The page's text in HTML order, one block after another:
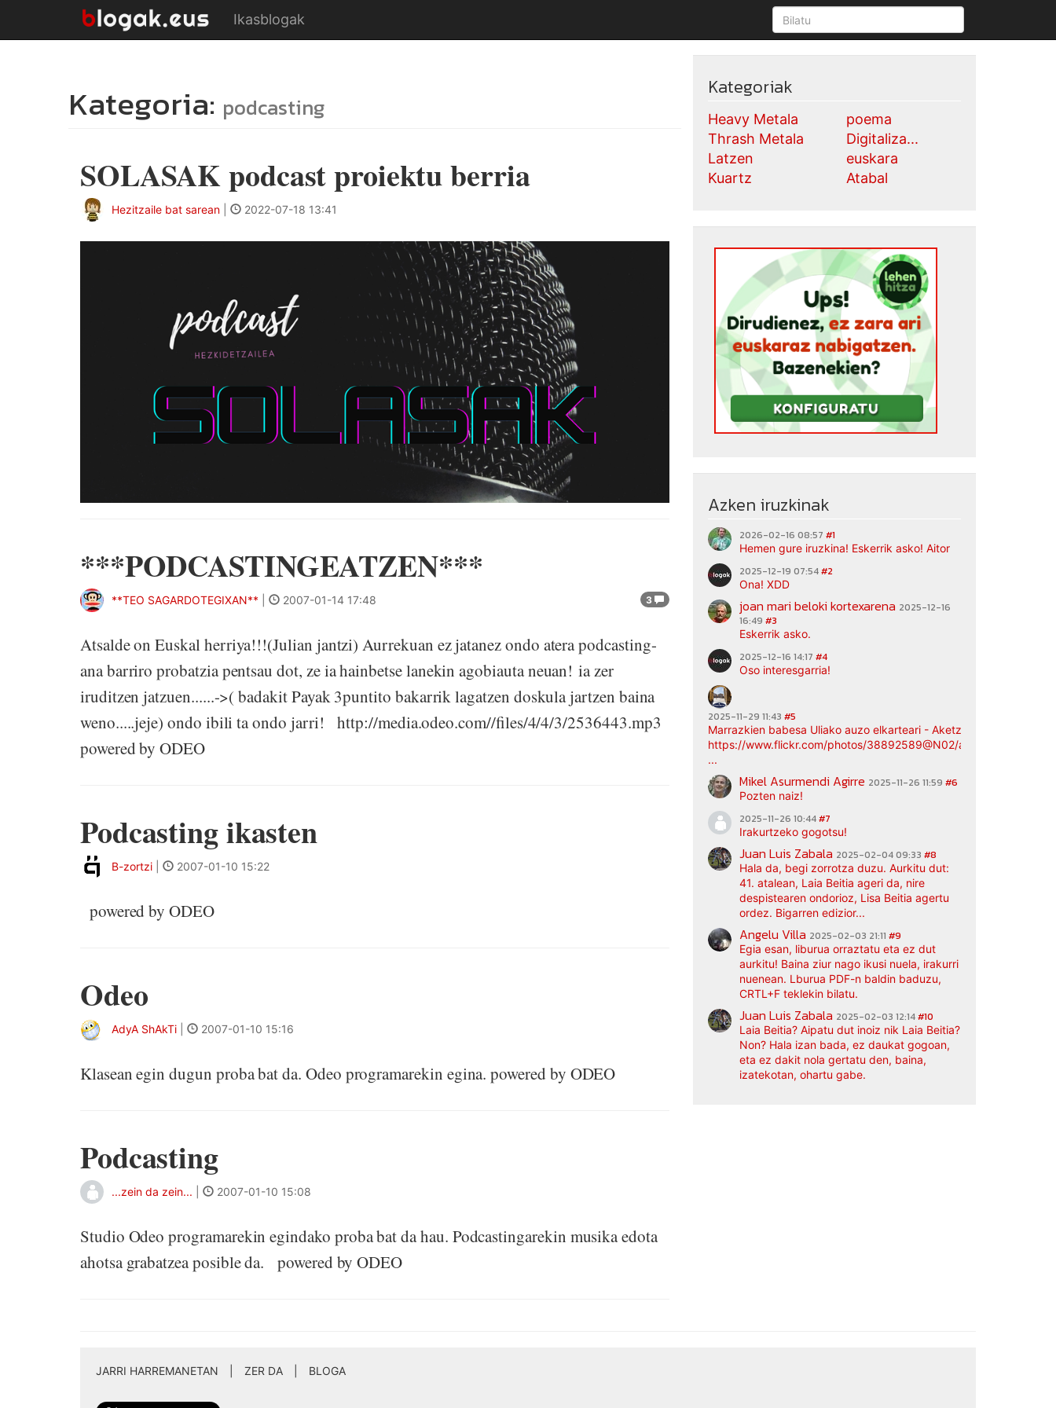
Ikasblogak
Kategoria: podcasting
SOLASAK podcast proiektu berria
Hezitzaile bat sarean 2022-07-18 13:41
***PODCASTINGEATZEN***
3
**TEO SAGARDOTEGIXAN** 2007-01-14 17:48
Atsalde on Euskal herriya!!!(Julian jantzi) Aurrekuan ez jatanez ondo atera podcasting-
ana barriro probatzia pentsau dot, ze ia hainbetse lanekin agobiauta neuan! ia zer
iruditzen jatzuen......->( badakit Payak 3puntito bakarrik lagatzen doskula jartzen baina
weno.....jeje) ondo ibili ta ondo jarri! http://media.odeo.com//files/4/4/3/2536443.mp3
powered by ODEO
Podcasting ikasten
B-zortzi 2007-01-10 15:22
powered by ODEO
Odeo
AdyA ShAkTi 2007-01-10 15:16
Klasean egin dugun proba bat da. Odeo programarekin egina. powered by ODEO
Podcasting
...zein da zein... 2007-01-10 15:08
Studio Odeo programarekin egindako proba bat da hau. Podcastingarekin musika edota
ahotsa grabatzea posible da. powered by ODEO
Kategoriak
Heavy Metala
Thrash Metala
Latzen
Kuartz
poema
Digitaliza...
euskara
Atabal
Azken iruzkinak
2026-02-16 08:57 #1
Hemen gure iruzkina! Eskerrik asko! Aitor
2025-12-19 07:54#2
Ona! XDD
joan mari beloki kortexarena 2025-12-16
16:49 #3
Eskerrik asko.
2025-12-16 14:17 #4
Oso interesgarria!
2025-11-29 11:43 #5
Marrazkien babesa Uliako auzo elkarteari - Aketz etxea (argazki
https://www.flickr.com/photos/38892589@N02/albums/
...
Mikel Asurmendi Agirre 2025-11-26 11:59 #6
Pozten naiz!
2025-11-26 10:44#7
Irakurtzeko gogotsu!
Juan Luis Zabala 2025-02-04 09:33 #8
Hala da, begi zorrotza duzu. Aurkitu dut:
41. atalean, Laia Beitia ageri da, nire
despistearen ondorioz, Lisa Beitia agertu
ordez. Bigarren edizior...
Angelu Villa 2025-02-03 21:11 #9
Egia esan, liburua orraztatu eta ez dut
aurkitu! Baina ziur nago ikusi nuela, irakurri
nuenean. Lburua PDF-n baldin baduzu,
CRTL+F teklekin bilatu.
Juan Luis Zabala 2025-02-03 12:14#10
Laia Beitia? Aipatu dut inoiz nik Laia Beitia?
Non? Hala izan bada, ez daukat gogoan,
eta ez dakit nola gertatu den, baina,
izatekotan, ohartu gabe.
JARRI HARREMANETAN ZER DA BLOGA